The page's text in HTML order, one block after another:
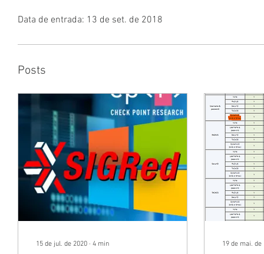
Data de entrada: 13 de set. de 2018
Posts
15 de jul. de 2020 ∙ 4 min 19 de mai. de